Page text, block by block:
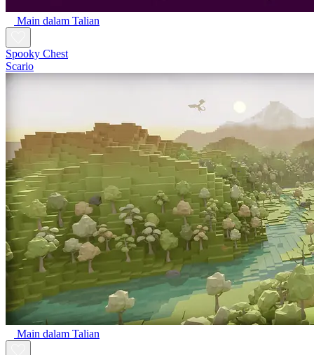
Main dalam Talian
Spooky Chest
Scario
Main dalam Talian